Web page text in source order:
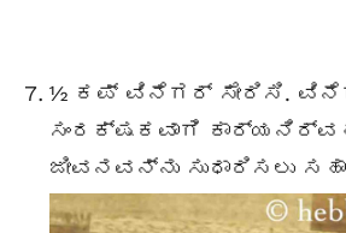
½ ಕಪ್ ವಿನೆಗರ್ ಸೇರಿಸಿ.
ಸಂರಕ್ಷಕವಾಗಿ
ಜೀವನವನ್ನು ಸುಧಾರಿಸಲು